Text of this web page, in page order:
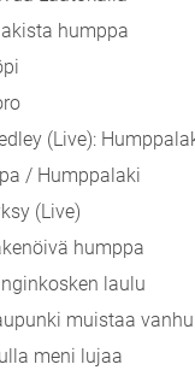
humppa
(Live):
/ Humppalaki
(Live)
humppa
laulu
muistaa
meni lujaa